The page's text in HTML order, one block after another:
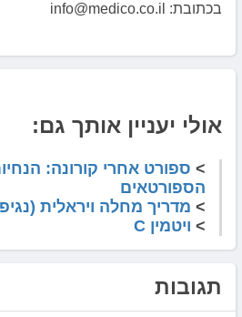
בכתובת: info@medico.co.il
אולי יעניין אותך גם:
> ספורט אחרי קורונה:
הספורטאים
> מדריך מחלה ויראלית
> ויטמין C
תגובות